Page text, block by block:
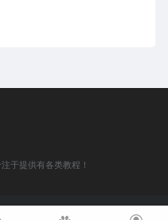
于提供有各类教程！
集于网络，若侵犯了您的合法